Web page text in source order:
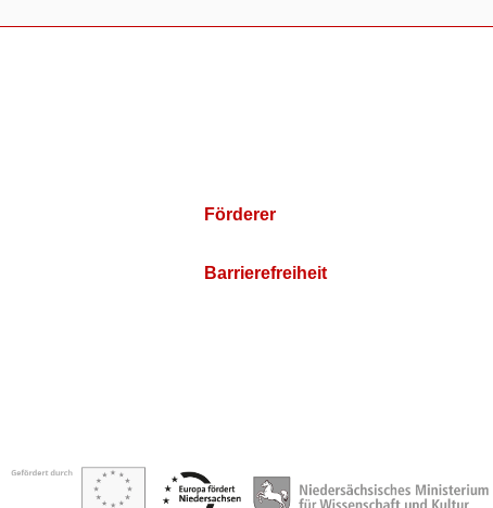
Förderer
Barrierefreiheit